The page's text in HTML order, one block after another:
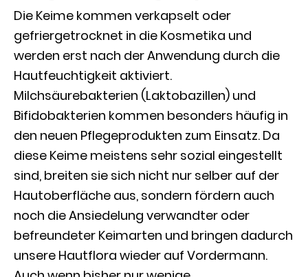
Die Keime kommen verkapselt oder
gefriergetrocknet in die Kosmetika und
werden erst nach der Anwendung durch die
Hautfeuchtigkeit aktiviert.
Milchsäurebakterien (Laktobazillen) und
Bifidobakterien kommen besonders häufig in
den neuen Pflegeprodukten zum Einsatz. Da
diese Keime meistens sehr sozial eingestellt
sind, breiten sie sich nicht nur selber auf der
Hautoberfläche aus, sondern fördern auch
noch die Ansiedelung verwandter oder
befreundeter Keimarten und bringen dadurch
unsere Hautflora wieder auf Vordermann.